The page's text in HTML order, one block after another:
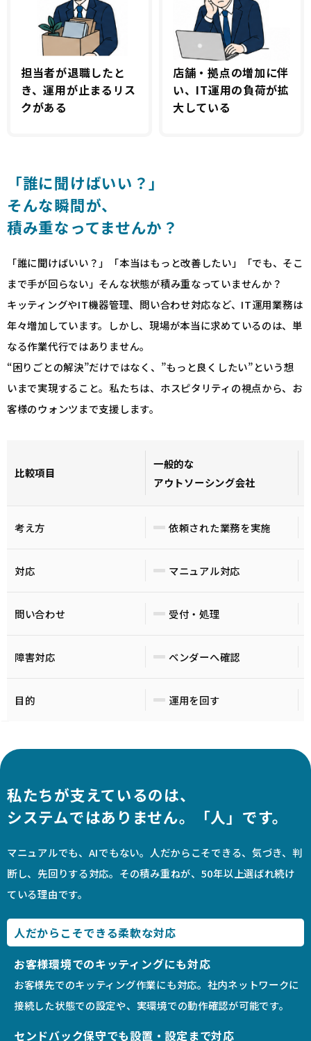
担当者が退職した と
き、運用が止まる リス
クがある
店舗・拠点の増加に伴
い、IT運用の負荷が拡
大している
「誰に聞けばいい？」
そんな瞬間が、
積み重なってませんか？
「誰に聞けばいい？」「本当はもっと改善したい」「でも、そこ
まで手が回らない」そんな状態が積み重なっていませんか？
キッティングやIT機器管理、問い合わせ対応など、IT運用業務は
年々増加しています。しかし、現場が本当に求めているのは、単
なる作業代行ではありません。
“困りごとの解決”だけではなく、”もっと良くしたい”という想
いまで実現すること。私たちは、ホスピタリティの視点から、お
客様のウォンツまで支援します。
比較項目
一般的な
アウトソーシング会社
考え方 依頼された業務を実施
対応 マニュアル対応
問い合わせ 受付・処理
障害対応 ベンダーへ確認
目的 運用を回す
私たちが支えているのは、
システムではありません。「人」です。
マニュアルでも、AIでもない。人だからこそできる、気づき、判
断し、先回りする対応。その積み重ねが、50年以上選ばれ続け
ている理由です。
人だからこそできる柔軟な対応
お客様環境でのキッティングにも対応
お客様先でのキッティング作業にも対応。社内ネットワークに
接続した状態での設定や、実環境での動作確認が可能です。
センドバック保守でも設置・設定まで対応